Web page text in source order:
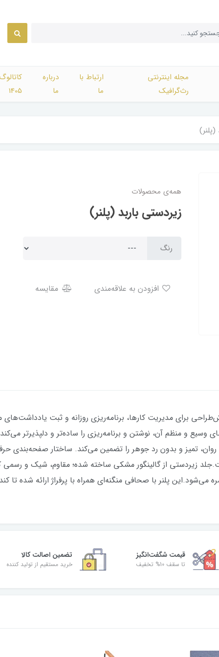
مجله اینترنتی
رث‌گرافیک
ارتباط با
ما
درباره
ما
1405
(پلنر)
همه‌ی محصولات
زیردستی باربد (پلنر)
رنگ
مقایسه
برای مدیریت کارها، برنامه‌ریزی روزانه و ثبت
تمیز و بدون رد جوهر را تضمین می‌کند. ساختار صفحه‌بندی
زیردستی از گالینگور مشکی ساخته شده؛ مقاوم، شیک و رسمی
می‌شود.این پلنر با صحافی منگنه‌ای همراه با پرفراژ ارائه شده
قیمت شگفت‌انگیز
تا سقف 10% تخفیف
تضمین اصالت کالا
خرید مستقیم از تولید کننده